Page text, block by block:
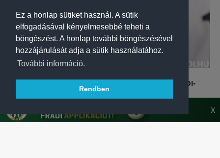
Ez a honlap sütiket használ. A sütik
elfogadásával kényelmesebbé teheti a
böngészést. A honlap további böngészésével
hozzájárulását adja a sütik használatához.
További információ.
Rendben
JÁTÉKOSAINK UTÁNAJÁRTAK, MIT REJT AZ ÚJ FRADI-
mezt és annak rejtett részleteit.
X